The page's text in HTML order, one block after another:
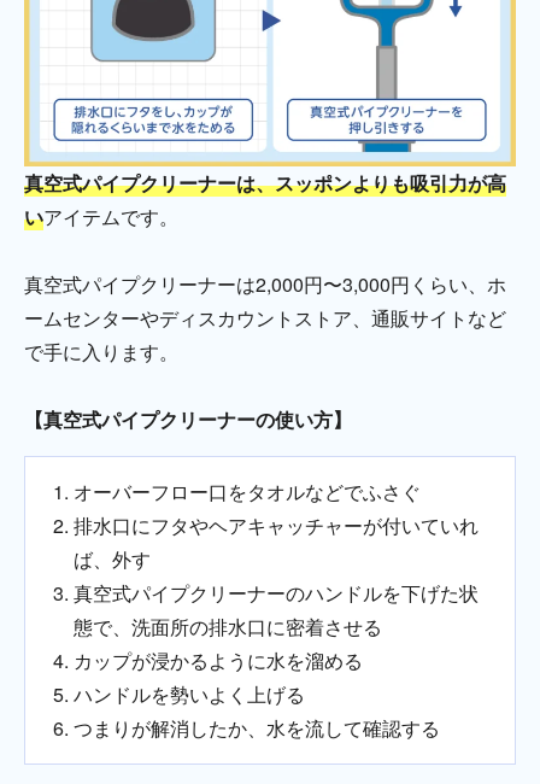
真空式パイプクリーナーは、スッポンよりも吸引力が高
いアイテムです。
真空式パイプクリーナーは2,000円〜3,000円くらい、ホ
ームセンターやディスカウントストア、通販サイトなど
で手に入ります。
【真空式パイプクリーナーの使い方】
オーバーフロー口をタオルなどでふさぐ
排水口にフタやヘアキャッチャーが付いていれ
ば、外す
真空式パイプクリーナーのハンドルを下げた状
態で、洗面所の排水口に密着させる
カップが浸かるように水を溜める
ハンドルを勢いよく上げる
つまりが解消したか、水を流して確認する